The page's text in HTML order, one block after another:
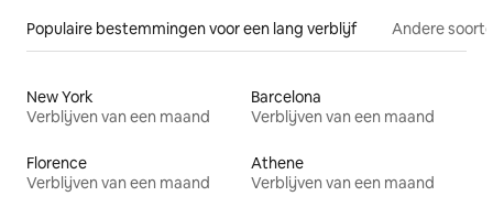
Populaire bestemmingen voor een lang verblijf Andere
New York
Verblijven van een maand
Barcelona
Verblijven van een maand
Florence
Verblijven van een maand
Athene
Verblijven van een maand